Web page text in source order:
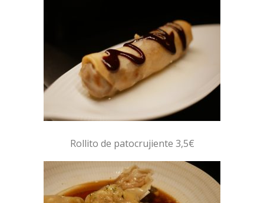
Rollito de patocrujiente 3,5€